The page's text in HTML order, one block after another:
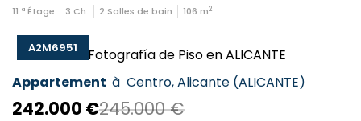
11 ª Étage 3 Ch. 2 Salles de bain 106 m2
A2M6951
Appartement à Centro,Alicante (ALICANTE)
245.000 €
242.000 €